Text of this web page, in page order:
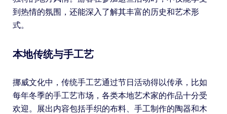
到热情的氛围，还能深入了解其丰富的历史和艺术形
式。
本地传统与手工艺
挪威文化中，传统手工艺通过节日活动得以传承，比如
每年冬季的手工艺市场，各类本地艺术家的作品十分受
欢迎。展出内容包括手织的布料、手工制作的陶器和木